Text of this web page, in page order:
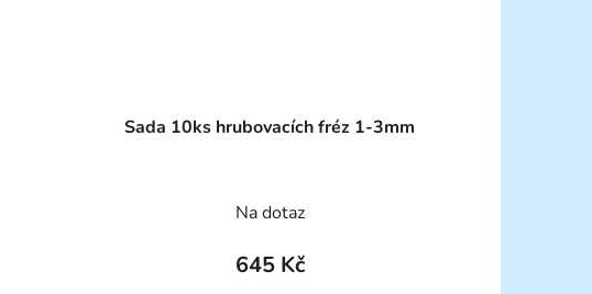
Sada 10ks hrubovacích fréz 1-3mm
Na dotaz
645 Kč